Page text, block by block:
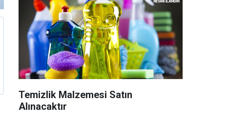
Temizlik Malzemesi Satın
Alınacaktır